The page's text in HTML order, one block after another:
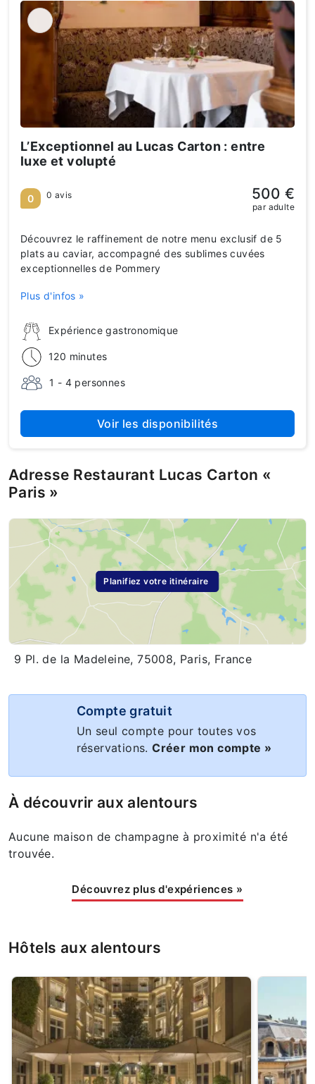
L’Exceptionnel au Lucas Carton : entre
luxe et volupté
Expérience gastronomique
120 minutes
1 - 4 personnes
Découvrez le raffinement de notre menu exclusif de 5
plats au caviar, accompagné des sublimes cuvées
exceptionnelles de Pommery
Plus d'infos »
0 0 avis 500 €
par adulte
Voir les disponibilités
Adresse Restaurant Lucas Carton «
Paris »
Planifiez votre itinéraire
9 Pl. de la Madeleine, 75008, Paris, France
Compte gratuit
Un seul compte pour toutes vos
réservations.Créer mon compte »
À découvrir aux alentours
Aucune maison de champagne à proximité n'a été
trouvée.
Découvrez plus d'expériences »
Hôtels aux alentours